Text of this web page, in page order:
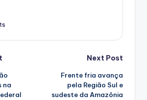
na
Next Post
Frente fria avança
pela Região Sul e
sudeste da Amazônia